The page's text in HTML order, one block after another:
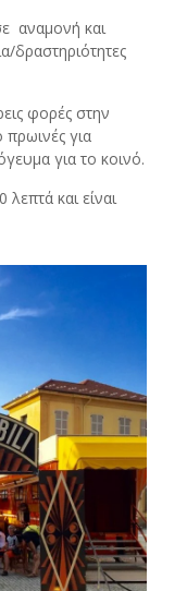
αναμονή και
δραστηριότητες
φορές στην
για
για το κοινό.
και είναι